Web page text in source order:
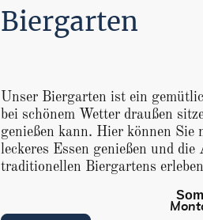
Biergarten
Unser Biergarten ist ein
bei schönem Wetter draußen
genießen kann. Hier können Sie
leckeres Essen genießen und die
traditionellen Biergartens